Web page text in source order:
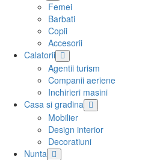
Femei
Barbati
Copii
Accesorii
Calatorii
Agentii turism
Companii aeriene
Inchirieri masini
Casa si gradina
Mobilier
Design interior
Decoratiuni
Nunta